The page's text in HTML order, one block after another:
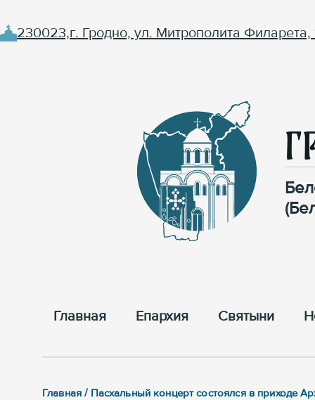
230023,г. Гродно, ул. Митрополита Филарета,
Главная Епархия Cвятыни
Главная / Пасхальный концерт состоялся в приходе